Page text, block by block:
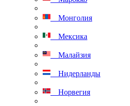
Монголия
Мексика
Малайзия
Нидерланды
Норвегия